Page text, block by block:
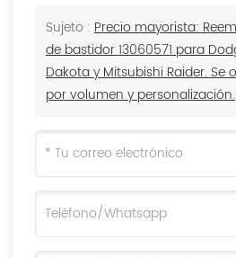
Sujeto : Precio mayorista:
de bastidor 13060571 para
Dakota y Mitsubishi Raider. Se
por volumen y personalización.